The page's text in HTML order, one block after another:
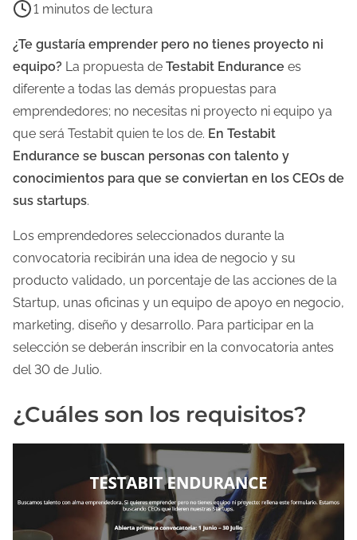
e
m
p
o
d
e
l
e
c
u
r
a
d
e
l
a
n
t
d
a
1 minutos de lectura
¿Te gustaría emprender pero no tienes proyecto ni
equipo? La propuesta de Testabit Endurance es
diferente a todas las demás propuestas para
emprendedores; no necesitas ni proyecto ni equipo ya
que será Testabit quien te los de. En Testabit
Endurance se buscan personas con talento y
conocimientos para que se conviertan en los CEOs de
sus startups.
Los emprendedores seleccionados durante la
convocatoria recibirán una idea de negocio y su
producto validado, un porcentaje de las acciones de la
Startup, unas oficinas y un equipo de apoyo en negocio,
marketing, diseño y desarrollo. Para participar en la
selección se deberán inscribir en la convocatoria antes
del 30 de Julio.
¿Cuáles son los requisitos?